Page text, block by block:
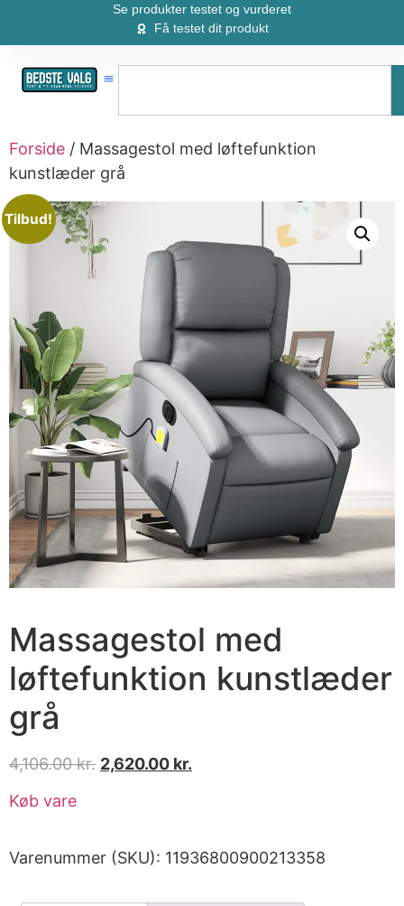
Se produkter testet og vurderet
Få testet dit produkt
Forside / Massagestol med løftefunktion
kunstlæder grå
Tilbud!
Massagestol med
løftefunktion kunstlæder
grå
4,106.00kr. 2,620.00 kr.
Køb vare
Varenummer (SKU): 11936800900213358